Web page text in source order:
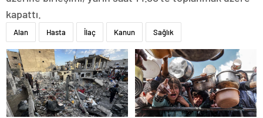
kapattı.
Alan Hasta İlaç Kanun Sağlık